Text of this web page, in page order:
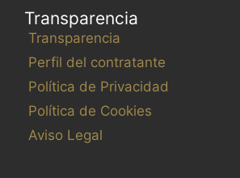
Transparencia
Transparencia
Perfil del contratante
Política de Privacidad
Política de Cookies
Aviso Legal